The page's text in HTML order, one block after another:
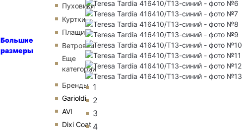
Большие
размеры
Пуховики
Куртки
Плащи
Ветровки
Еще
категории
Бренды
Garioldi
AVI
Dixi Coat
1
2
3
4